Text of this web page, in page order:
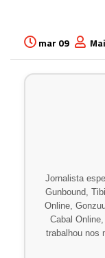
mar 09
Jornalista
Gunbound,
Online,
Cabal
trabalhou nos